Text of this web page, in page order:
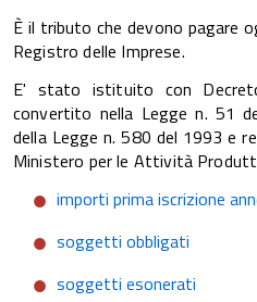
È il tributo che devono pagare
Registro delle Imprese.
E' stato istituito con
convertito nella Legge n. 51
della Legge n. 580 del 1993 e
Ministero per le Attività
importi prima iscrizione
soggetti obbligati
soggetti esonerati